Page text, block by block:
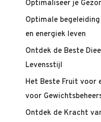
Optimaliseer je
Optimale
en energiek leven
Ontdek de Beste
Levensstijl
Het Beste Fruit voor
voor
Ontdek de Kracht